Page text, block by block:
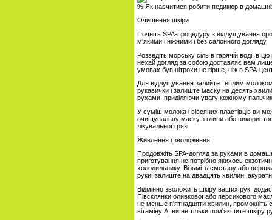
% Як навчитися робити педикюр в
Очищення шкіри
Почніть SPA-процедуру з відлущування
м'якими і ніжними і без салонного догляду.
Розведіть морську сіль в гарячій воді, в
нехай догляд за собою доставляє вам
умовах був нітрохи не гірше, ніж в SPA-
Для відлущування залийте теплим молоком
рукавички і залиште маску на десять
рухами, приділяючи увагу кожному
У суміш молока і вівсяних пластівців ви
очищувальну маску з глини або
лікувальної грязі.
Живлення і зволоження
Продовжіть SPA-догляд за руками в
приготування не потрібно якихось
холодильнику. Візьміть сметану або
руки, залиште на двадцять хвилин,
Відмінно зволожить шкіру ваших рук,
Півсклянки оливкової або персикового
не менше п'ятнадцяти хвилин, промокніть
вітаміну A, ви не тільки пом'якшите шкіру